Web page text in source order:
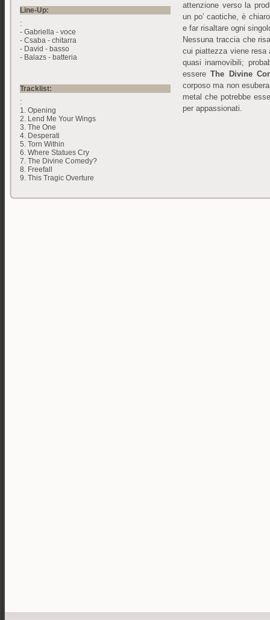
Line-Up:
:
- Gabriella - voce
- Csaba - chitarra
- David - basso
- Balazs - batteria
Tracklist:
:
1. Opening
2. Lend Me Your Wings
3. The One
4. Desperati
5. Torn Within
6. Where Statues Cry
7. The Divine Comedy?
8. Freefall
9. This Tragic Overture
attenzione verso la
un po’ caotiche, è
e far risaltare ogni
Nessuna traccia che
cui piattezza viene resa
quasi inamovibili;
essereThe Divine
corposo ma non
metal che potrebbe
per appassionati.